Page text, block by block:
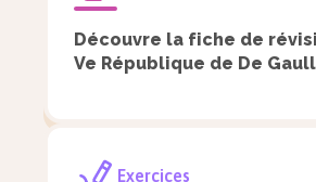
que le nouveau chef de l’État
cours en annonçant un
Découvre la fiche de
Ve République de De
Exercices